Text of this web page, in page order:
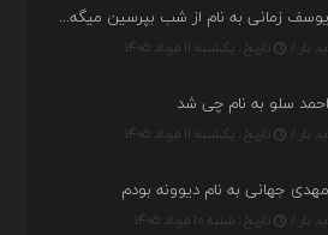
دانلود آهنگ یوسف زمانی به نام از شب بپرسین میگه چه روزگاری دارم
تاریخ : یکشنبه ۱۱ مرداد ۱۴۰۵
سلو به نام چی شد
تاریخ : یکشنبه ۱۱ مرداد ۱۴۰۵
جهانی به نام دیوونه بودم
تاریخ : شنبه ۱۰ مرداد ۱۴۰۵